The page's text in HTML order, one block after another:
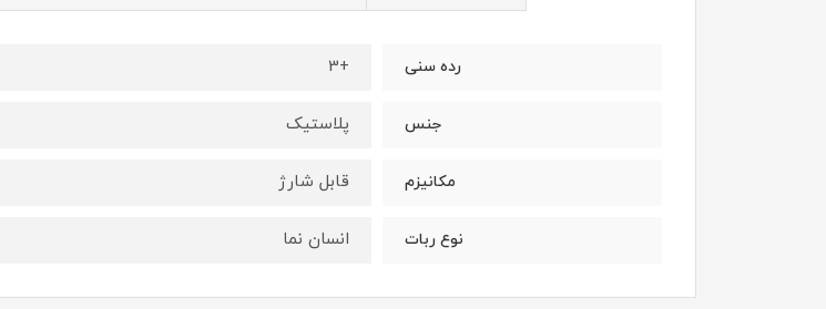
رده سنی +3
جنس پلاستیک
مکانیزم قابل شارژ
نوع ربات انسان نما